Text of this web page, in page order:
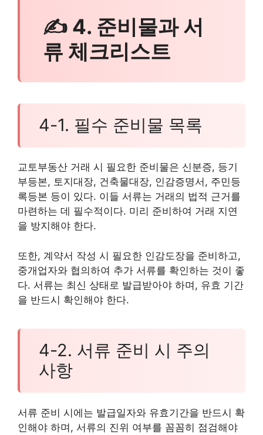
✍ 4. 준비물과 서
류 체크리스트
4-1. 필수 준비물 목록
교토부동산 거래 시 필요한 준비물은 신분증, 등기
부등본, 토지대장, 건축물대장, 인감증명서, 주민등
록등본 등이 있다. 이들 서류는 거래의 법적 근거를
마련하는 데 필수적이다. 미리 준비하여 거래 지연
을 방지해야 한다.
또한, 계약서 작성 시 필요한 인감도장을 준비하고,
중개업자와 협의하여 추가 서류를 확인하는 것이 좋
다. 서류는 최신 상태로 발급받아야 하며, 유효 기간
을 반드시 확인해야 한다.
4-2. 서류 준비 시 주의
사항
서류 준비 시에는 발급일자와 유효기간을 반드시 확
인해야 하며, 서류의 진위 여부를 꼼꼼히 점검해야